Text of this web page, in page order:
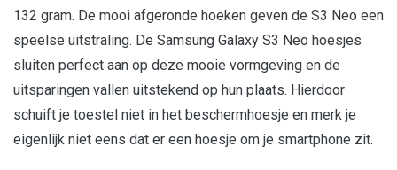
132 gram. De mooi afgeronde hoeken geven de S3 Neo een
speelse uitstraling. De Samsung Galaxy S3 Neo hoesjes
sluiten perfect aan op deze mooie vormgeving en de
uitsparingen vallen uitstekend op hun plaats. Hierdoor
schuift je toestel niet in het beschermhoesje en merk je
eigenlijk niet eens dat er een hoesje om je smartphone zit.